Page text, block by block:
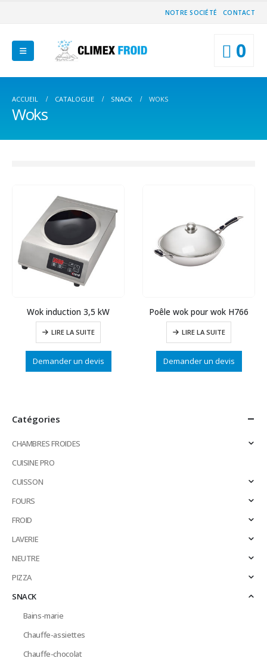
NOTRE SOCIÉTÉ CONTACT
0
ACCUEIL CATALOGUE SNACK WOKS
Woks
Wok induction 3,5 kW
LIRE LA SUITE
Demander un devis
Poêle wok pour wok H766
LIRE LA SUITE
Demander un devis
Catégories
CHAMBRES FROIDES
CUISINE PRO
CUISSON
FOURS
FROID
LAVERIE
NEUTRE
PIZZA
SNACK
Bains-marie
Chauffe-assiettes
Chauffe-chocolat